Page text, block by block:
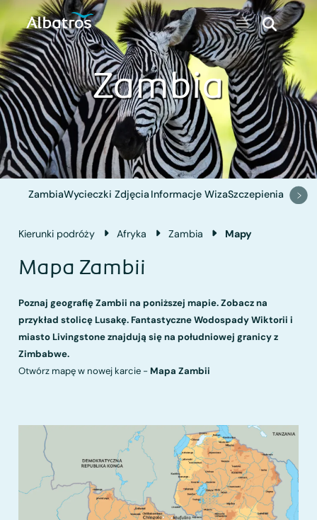
Zambia
ZambiaWycieczki Zdjęcia Informacje WizaSzczepienia
Kierunki podróży Afryka Zambia Mapy
Mapa Zambii
Poznaj geografię Zambii na poniższej mapie. Zobacz na
przykład stolicę Lusakę. Fantastyczne Wodospady Wiktorii i
miasto Livingstone znajdują się na południowej granicy z
Zimbabwe.
Otwórz mapę w nowej karcie - Mapa Zambii